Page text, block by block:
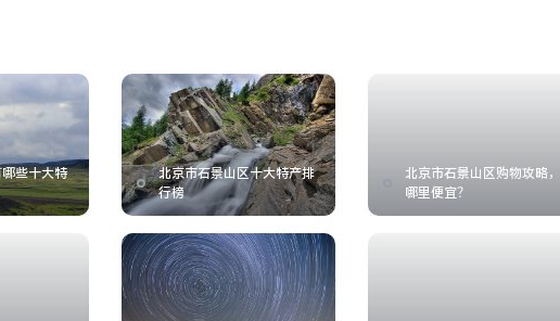
些十大特
北京市石景山区十大特产排
行榜
北京市石景山区购物攻略，
哪里便宜？